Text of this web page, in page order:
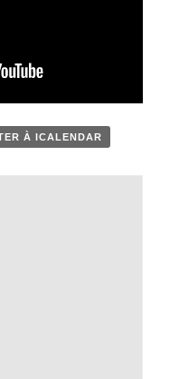
À ICALENDAR